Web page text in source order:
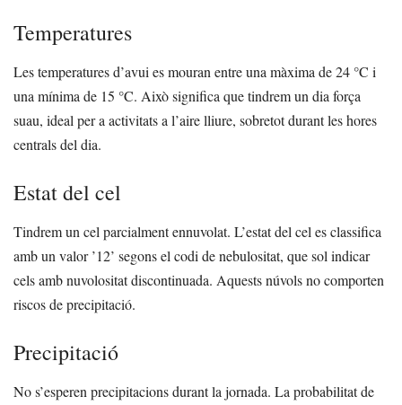
Temperatures
Les temperatures d’avui es mouran entre una màxima de 24 °C i
una mínima de 15 °C. Això significa que tindrem un dia força
suau, ideal per a activitats a l’aire lliure, sobretot durant les hores
centrals del dia.
Estat del cel
Tindrem un cel parcialment ennuvolat. L’estat del cel es classifica
amb un valor ’12’ segons el codi de nebulositat, que sol indicar
cels amb nuvolositat discontinuada. Aquests núvols no comporten
riscos de precipitació.
Precipitació
No s’esperen precipitacions durant la jornada. La probabilitat de